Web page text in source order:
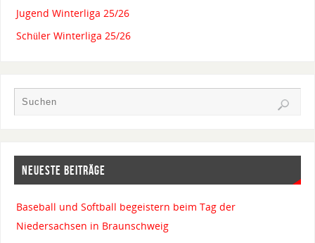
Jugend Winterliga 25/26
Schüler Winterliga 25/26
NEUESTE BEITRÄGE
Baseball und Softball begeistern beim Tag der
Niedersachsen in Braunschweig